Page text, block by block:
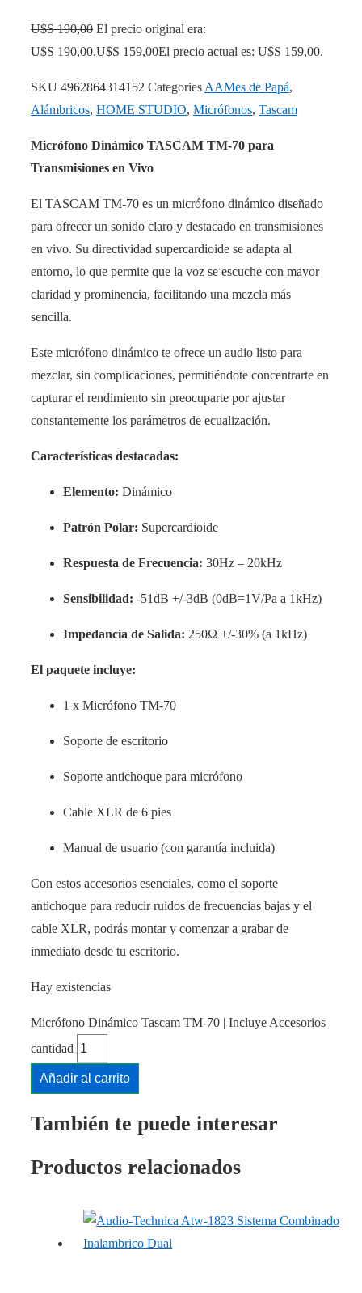
U$S190,00 El precio original era:
U$S 190,00.U$S 159,00El precio actual es: U$S 159,00.
SKU 4962864314152 Categories AAMes de Papá,
Alámbricos, HOME STUDIO, Micrófonos, Tascam
Micrófono Dinámico TASCAM TM-70 para
Transmisiones en Vivo
El TASCAM TM-70 es un micrófono dinámico diseñado
para ofrecer un sonido claro y destacado en transmisiones
en vivo. Su directividad supercardioide se adapta al
entorno, lo que permite que la voz se escuche con mayor
claridad y prominencia, facilitando una mezcla más
sencilla.
Este micrófono dinámico te ofrece un audio listo para
mezclar, sin complicaciones, permitiéndote concentrarte en
capturar el rendimiento sin preocuparte por ajustar
constantemente los parámetros de ecualización.
Características destacadas:
Elemento: Dinámico
Patrón Polar: Supercardioide
Respuesta de Frecuencia: 30Hz – 20kHz
Sensibilidad: -51dB +/-3dB (0dB=1V/Pa a 1kHz)
Impedancia de Salida: 250Ω +/-30% (a 1kHz)
El paquete incluye:
1 x Micrófono TM-70
Soporte de escritorio
Soporte antichoque para micrófono
Cable XLR de 6 pies
Manual de usuario (con garantía incluida)
Con estos accesorios esenciales, como el soporte
antichoque para reducir ruidos de frecuencias bajas y el
cable XLR, podrás montar y comenzar a grabar de
inmediato desde tu escritorio.
Hay existencias
Micrófono Dinámico Tascam TM-70 | Incluye Accesorios
cantidad
Añadir al carrito
También te puede interesar
Productos relacionados